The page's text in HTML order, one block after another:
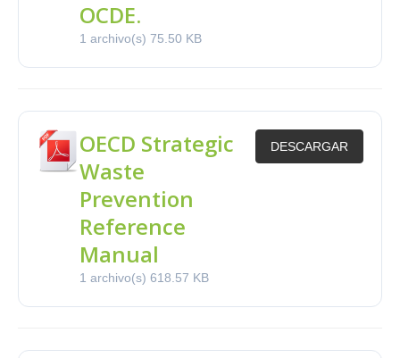
OCDE.
1 archivo(s) 75.50 KB
OECD Strategic
Waste
Prevention
Reference
Manual
1 archivo(s) 618.57 KB
DESCARGAR